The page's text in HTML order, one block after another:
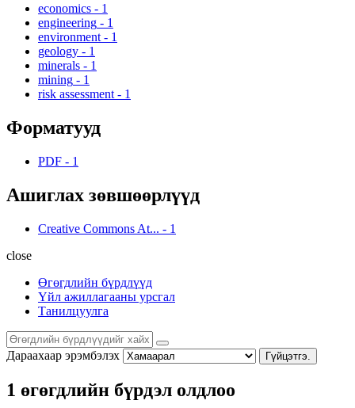
economics - 1
engineering - 1
environment - 1
geology - 1
minerals - 1
mining - 1
risk assessment - 1
Форматууд
PDF - 1
Ашиглах зөвшөөрлүүд
Creative Commons At... - 1
close
Өгөгдлийн бүрдлүүд
Үйл ажиллагааны урсгал
Танилцуулга
Дараахаар эрэмбэлэх Гүйцэтгэ.
1 өгөгдлийн бүрдэл олдлоо